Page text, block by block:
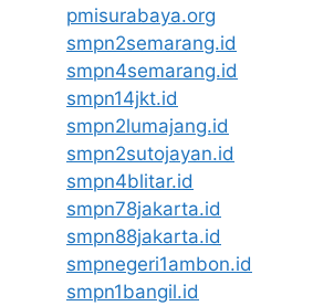
pmisurabaya.org
smpn2semarang.id
smpn4semarang.id
smpn14jkt.id
smpn2lumajang.id
smpn2sutojayan.id
smpn4blitar.id
smpn78jakarta.id
smpn88jakarta.id
smpnegeri1ambon.id
smpn1bangil.id